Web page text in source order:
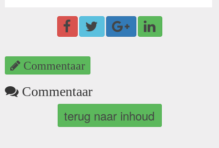
Commentaar
Commentaar
terug naar inhoud